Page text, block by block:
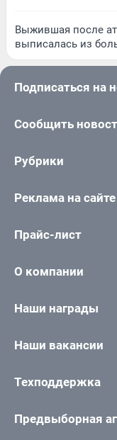
Выжившая после
выписалась из
Подписаться на
Сообщить
Рубрики
Реклама на сайте
Прайс-лист
О компании
Наши награды
Наши вакансии
Техподдержка
Предвыборная